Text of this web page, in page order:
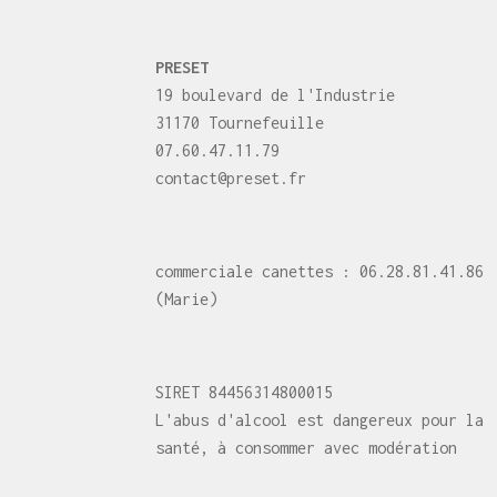
PRESET
19 boulevard de l'Industrie
31170 Tournefeuille
07.60.47.11.79
contact@preset.fr
commerciale canettes : 06.28.81.41.86
(Marie)
SIRET 84456314800015
L'abus d'alcool est dangereux pour la
santé, à consommer avec modération